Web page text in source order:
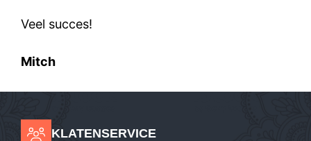
Veel succes!
Mitch
KLATENSERVICE